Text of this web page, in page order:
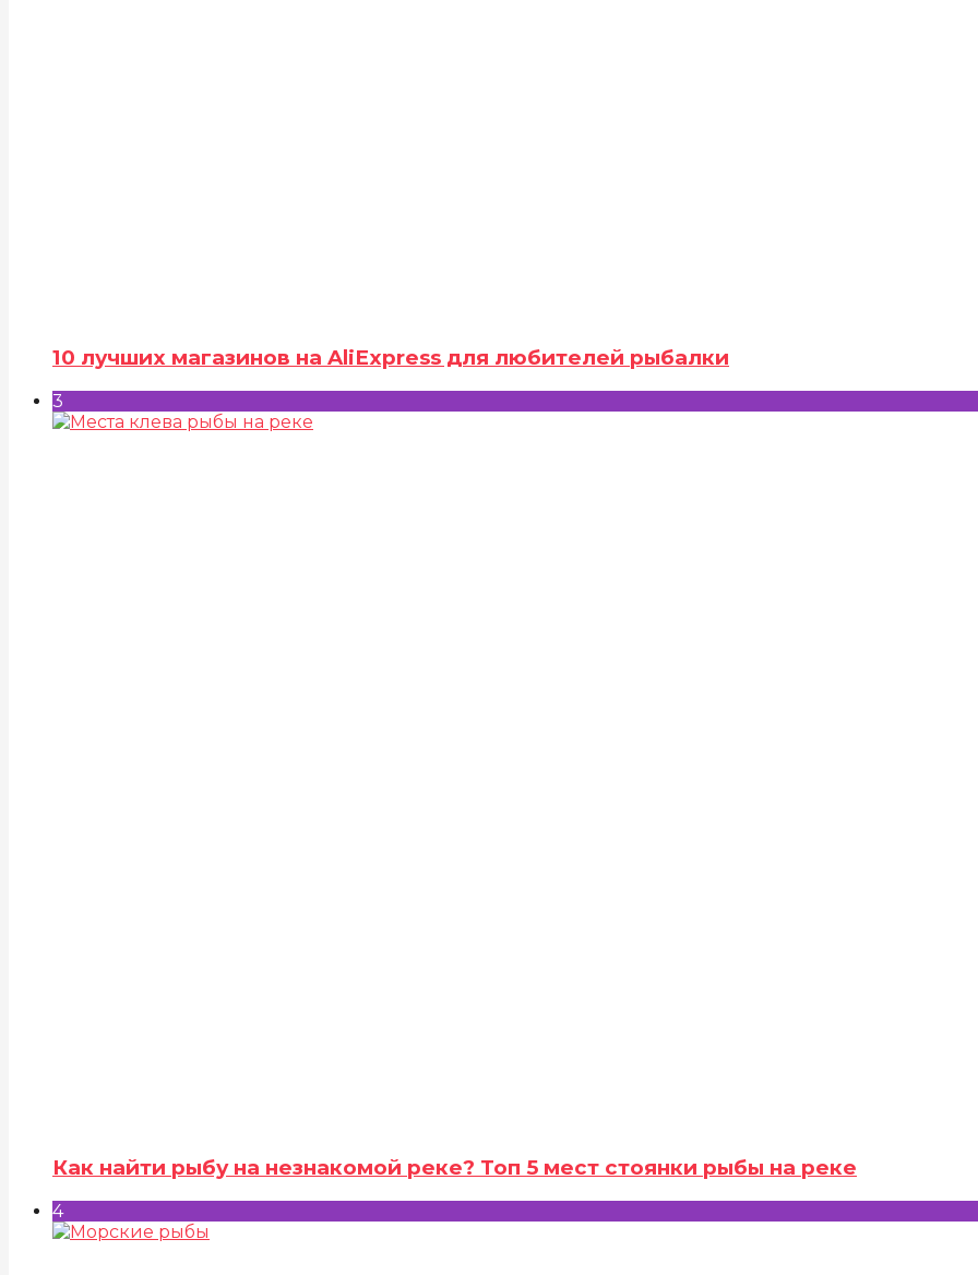
10 лучших магазинов на AliExpress для любителей рыбалки
3
Как найти рыбу на незнакомой реке? Топ 5 мест стоянки рыбы на реке
4